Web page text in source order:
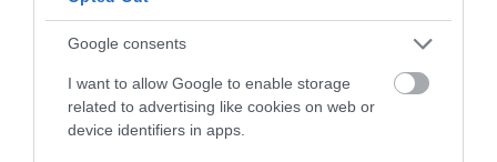
Google consents
I want to allow Google to enable storage
related to advertising like cookies on web or
device identifiers in apps.